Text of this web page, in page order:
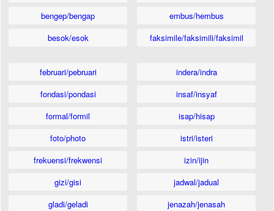
bengep/bengap
besok/esok
embus/hembus
faksimile/faksimili/faksimil
februari/pebruari
fondasi/pondasi
formal/formil
foto/photo
frekuensi/frekwensi
gizi/gisi
gladi/geladi
indera/indra
insaf/insyaf
isap/hisap
istri/isteri
izin/ijin
jadwal/jadual
jenazah/jenasah